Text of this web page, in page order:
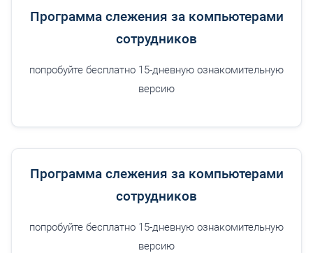
Программа слежения за компьютерами
сотрудников
попробуйте бесплатно 15-дневную ознакомительную
версию
Программа слежения за компьютерами
сотрудников
попробуйте бесплатно 15-дневную ознакомительную
версию